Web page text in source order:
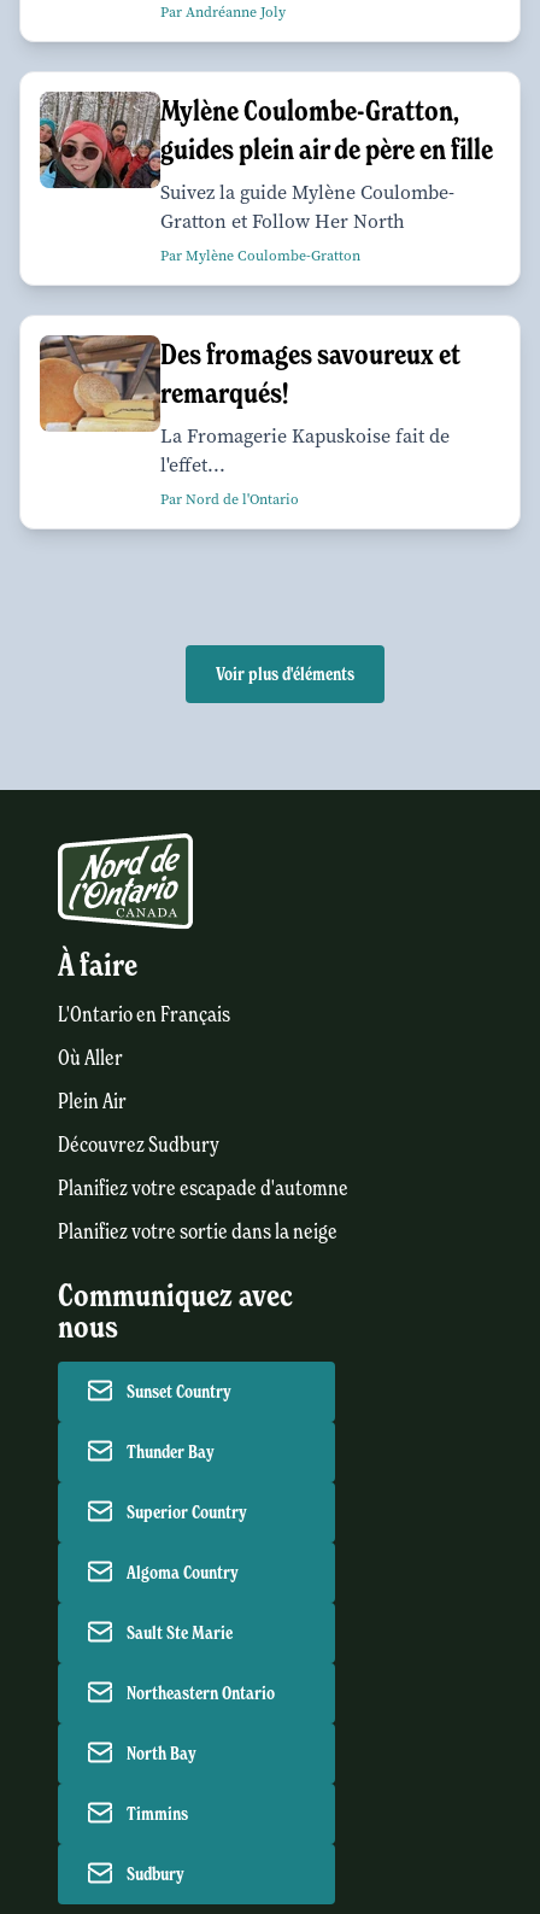
Par Andréanne Joly
Mylène Coulombe-Gratton,
guides plein air de père en fille
Suivez la guide Mylène Coulombe-
Gratton et Follow Her North
Par Mylène Coulombe-Gratton
Des fromages savoureux et
remarqués!
La Fromagerie Kapuskoise fait de
l'effet...
Par Nord de l'Ontario
Voir plus d'éléments
À faire
L'Ontario en Français
Où Aller
Plein Air
Découvrez Sudbury
Planifiez votre escapade d'automne
Planifiez votre sortie dans la neige
Communiquez avec
nous
Sunset Country
Thunder Bay
Superior Country
Algoma Country
Sault Ste Marie
Northeastern Ontario
North Bay
Timmins
Sudbury